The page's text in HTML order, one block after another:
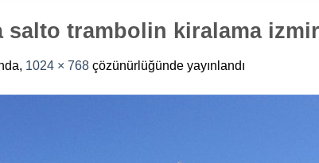
trambolin kiralama
1024 × 768 çözünürlüğünde yayınlandı